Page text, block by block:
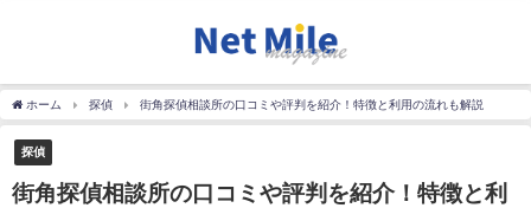
ホーム 探偵 街角探偵相談所の口コミや評判を紹介！特徴と利用の流れも解説
探偵
街角探偵相談所の口コミや評判を紹介！特徴と利